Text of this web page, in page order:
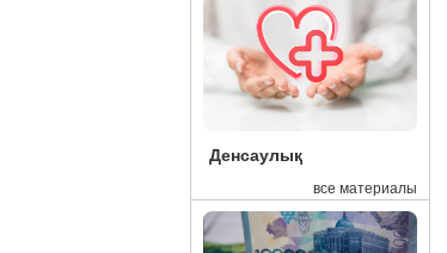
Денсаулық
все материалы